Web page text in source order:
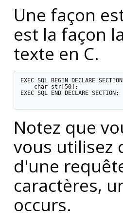
Une façon
est la façon
texte en C.
EXEC SQL BEGIN DECLARE
    char str[50];
EXEC SQL END DECLARE SECTION;
Notez que
vous utilisez
d'une
caractères,
occurs.